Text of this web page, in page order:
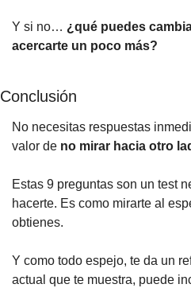
Y si no… ¿qué puedes
acercarte un poco más?
Conclusión
No necesitas respuestas
valor de no mirar hacia otro
Estas 9 preguntas son un test
hacerte. Es como mirarte al
obtienes.
Y como todo espejo, te da un
actual que te muestra, puede